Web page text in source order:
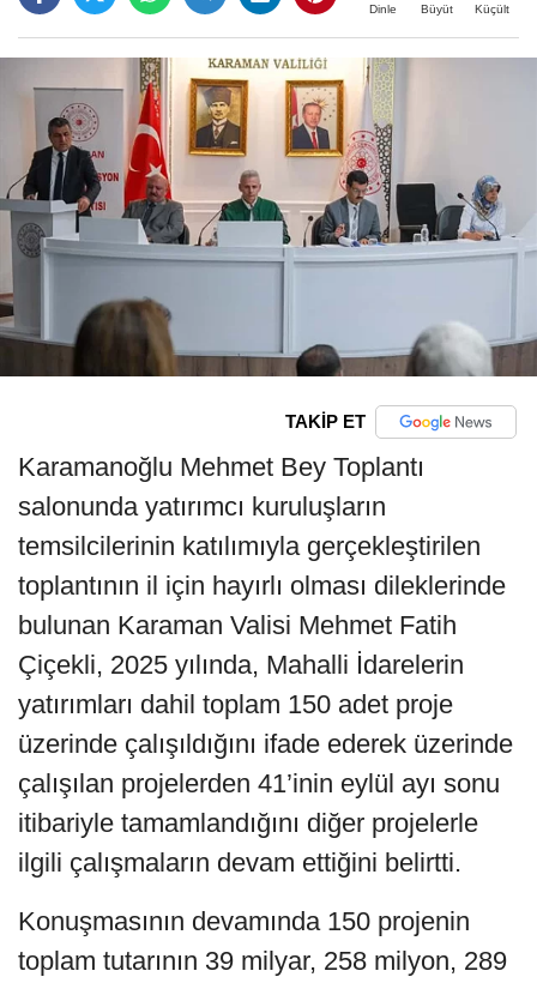
Dinle Büyüt Küçült
TAKİP ET
Karamanoğlu Mehmet Bey Toplantı
salonunda yatırımcı kuruluşların
temsilcilerinin katılımıyla gerçekleştirilen
toplantının il için hayırlı olması dileklerinde
bulunan Karaman Valisi Mehmet Fatih
Çiçekli, 2025 yılında, Mahalli İdarelerin
yatırımları dahil toplam 150 adet proje
üzerinde çalışıldığını ifade ederek üzerinde
çalışılan projelerden 41’inin eylül ayı sonu
itibariyle tamamlandığını diğer projelerle
ilgili çalışmaların devam ettiğini belirtti.
Konuşmasının devamında 150 projenin
toplam tutarının 39 milyar, 258 milyon, 289